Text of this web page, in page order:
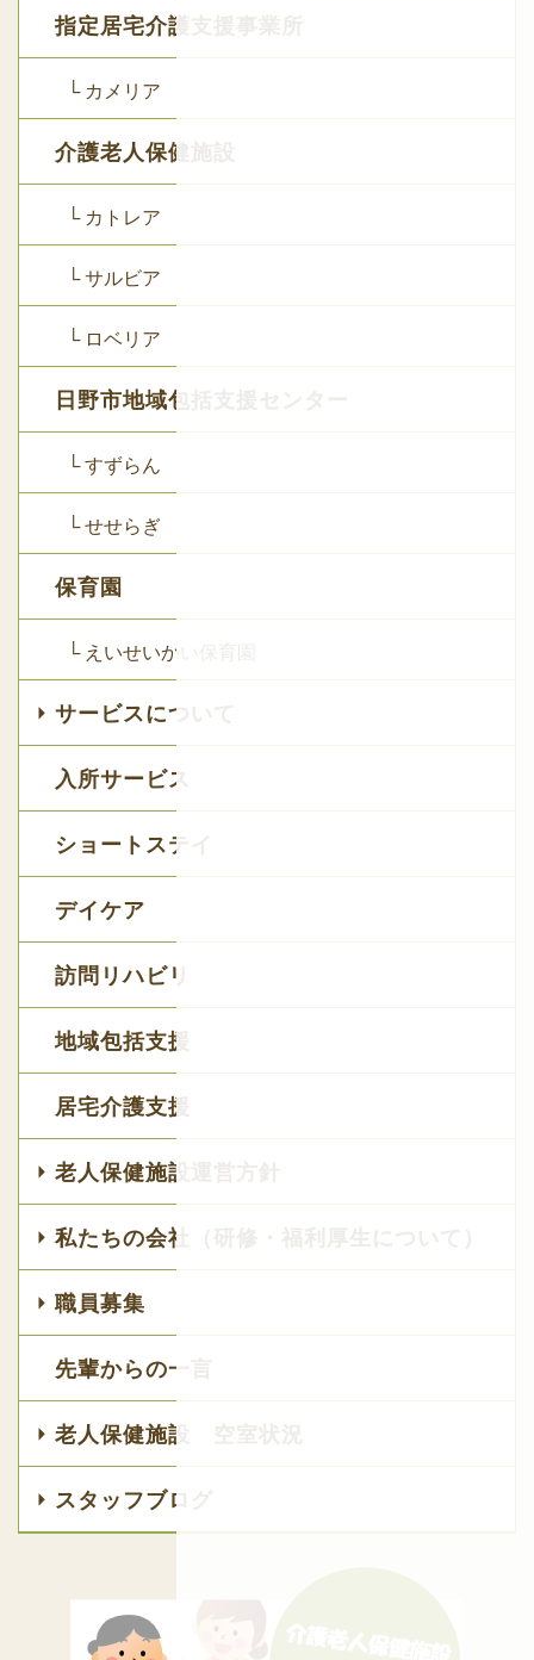
指定居宅介護支援事業所
└ カメリア
介護老人保健施設
└ カトレア
└ サルビア
└ ロベリア
日野市地域包括支援センター
└ すずらん
└ せせらぎ
保育園
└ えいせいかい保育園
サービスについて
入所サービス
ショートステイ
デイケア
訪問リハビリ
地域包括支援
居宅介護支援
老人保健施設運営方針
私たちの会社（研修・福利厚生について）
職員募集
先輩からの一言
老人保健施設 空室状況
スタッフブログ